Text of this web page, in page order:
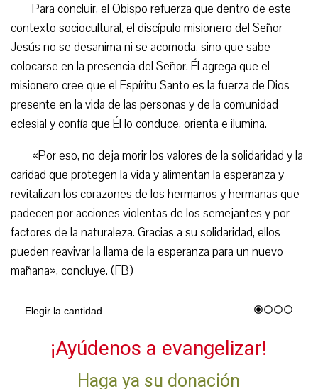
Para concluir, el Obispo refuerza que dentro de este
contexto sociocultural, el discípulo misionero del Señor
Jesús no se desanima ni se acomoda, sino que sabe
colocarse en la presencia del Señor. Él agrega que el
misionero cree que el Espíritu Santo es la fuerza de Dios
presente en la vida de las personas y de la comunidad
eclesial y confía que Él lo conduce, orienta e ilumina.
«Por eso, no deja morir los valores de la solidaridad y la
caridad que protegen la vida y alimentan la esperanza y
revitalizan los corazones de los hermanos y hermanas que
padecen por acciones violentas de los semejantes y por
factores de la naturaleza. Gracias a su solidaridad, ellos
pueden reavivar la llama de la esperanza para un nuevo
mañana», concluye. (FB)